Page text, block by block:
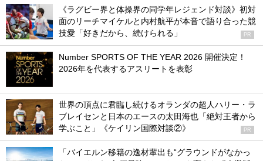
《ラグビー界と体操界の同学年レジェンド対談》初対
面のリーチマイケルと内村航平が本音で語り合った競
技愛「好きだから、続けられる」
PR
Number SPORTS OF THE YEAR 2026 開催決定！
2026年を代表するアスリートを表彰
世界の頂点に君臨し続けるオランダの超人ハリー・ラ
ブレイセンと日本のエースの太田海也「絶対王者から
学ぶこと」《ケイリン国際対談②》
PR
「バイエルン移籍の逸材輩出も“グラウンドがなかっ